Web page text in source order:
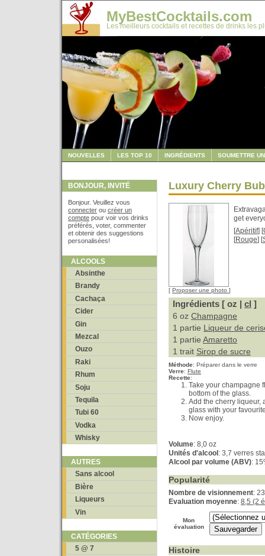
MyBestCocktails.com
Les meilleurs cocktails et recettes de drinks les
NOUVELLES LES TOP 10 INGRÉDIENTS SOUMETTRE
BONJOUR, INVITÉ
Bonjour. Veuillez vous
connecter ou créer un
compte pour voir vos drinks
préférés, voter, commenter
et obtenir des suggestions
personalisées!
ALCOOLS
Absinthe
Brandy
Cachaça
Cider
Gin
Mezcal
Ouzo
Raki
Rhum
Soju
Tequila
Tubi 60
Vodka
Whisky
AUTRES
Sans alcool
Bière
Liqueurs
Vin
CATÉGORIES
5 @ 7
Luxury Cherry
[ Proposer une photo ]
get
[Apéritif] [
[Rouge] [
Ingrédients [ oz | cl ]
6 oz Champagne
1 partie Liqueur de
1 partie Amaretto
1 trait Sirop de sucre
Méthode: Préparer dans le verre
Verre: Flute
Recette:
Take your champagne
bottom of the glass.
Add the cherry liqueur,
glass with your
Now enjoy.
Volume: 8,0 oz
Unités d'alcool : 3,7 verres
Alcool par volume (ABV):
Popularité
Nombre de visionnement:
Evaluation moyenne: 8,5 (2
Mon
évaluation
Histoire